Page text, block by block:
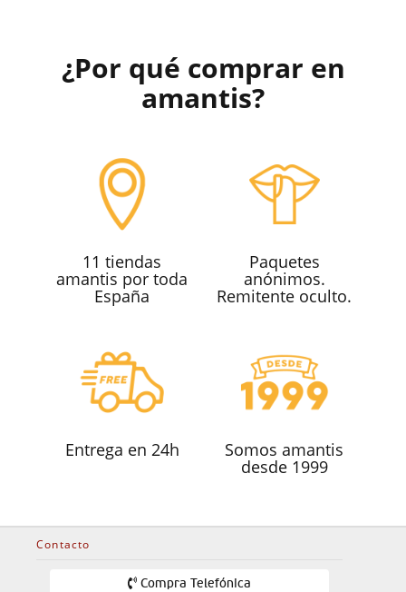
¿Por qué comprar en
amantis?
11 tiendas
amantis por toda
España
Paquetes
anónimos.
Remitente oculto.
Entrega en 24h Somos amantis
desde 1999
Contacto
Compra Telefónica